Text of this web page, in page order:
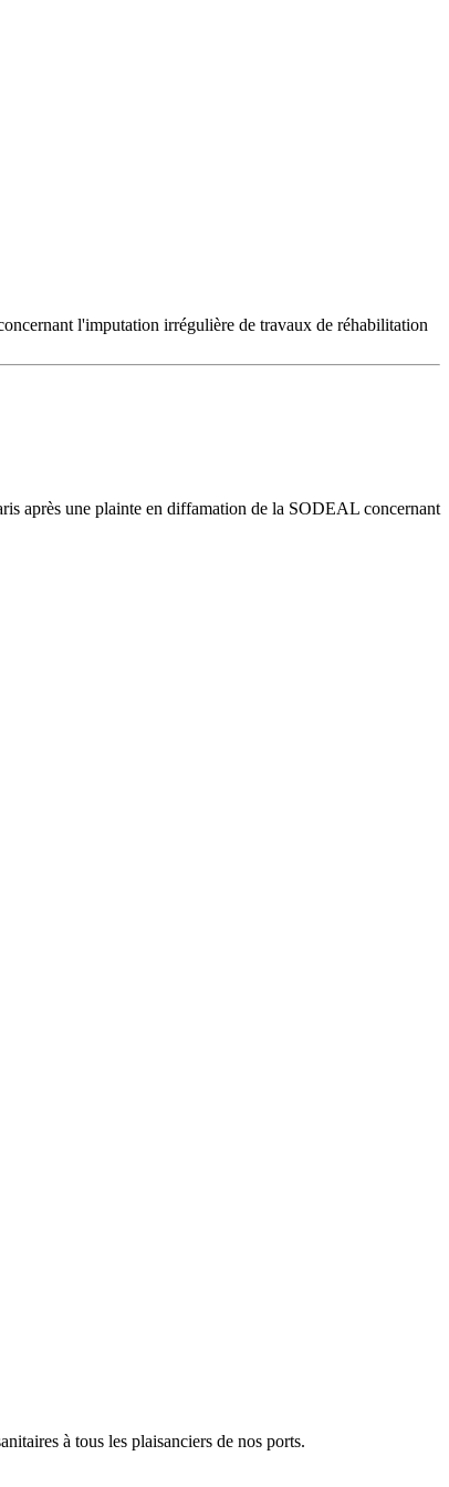
l'imputation irrégulière de travaux de réhabilitation
après une plainte en diffamation de la SODEAL concernant
à tous les plaisanciers de nos ports.